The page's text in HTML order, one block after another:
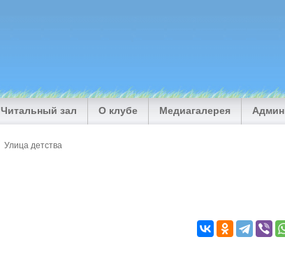
Читальный зал О клубе Медиагалерея Админ
Улица детства